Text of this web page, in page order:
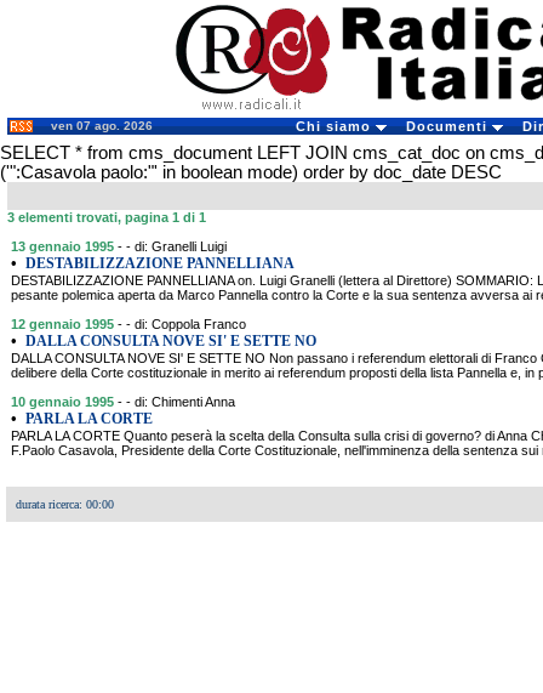
ven 07 ago. 2026 Chi siamo Documenti
SELECT * from cms_document LEFT JOIN cms_cat_doc on
('":Casavola paolo:"' in boolean mode) order by doc_date DESC
3 elementi trovati, pagina 1 di 1
13 gennaio 1995 - - di: Granelli Luigi
• DESTABILIZZAZIONE PANNELLIANA
DESTABILIZZAZIONE PANNELLIANA on. Luigi Granelli (lettera al Direttore)
pesante polemica aperta da Marco Pannella contro la Corte e la sua sentenza avversa ai
12 gennaio 1995 - - di: Coppola Franco
• DALLA CONSULTA NOVE SI' E SETTE NO
DALLA CONSULTA NOVE SI' E SETTE NO Non passano i referendum elettorali di
delibere della Corte costituzionale in merito ai referendum proposti della lista Pannella e, in
10 gennaio 1995 - - di: Chimenti Anna
• PARLA LA CORTE
PARLA LA CORTE Quanto peserà la scelta della Consulta sulla crisi di governo? di Anna
F.Paolo Casavola, Presidente della Corte Costituzionale, nell'imminenza della sentenza
durata ricerca: 00:00